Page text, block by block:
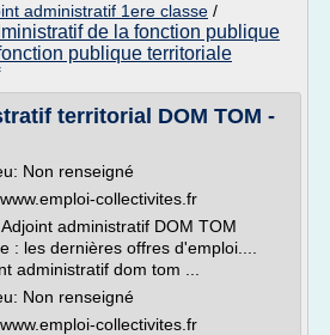
administratif 1ere classe /
de la fonction publique
publique territoriale
territorial DOM TOM -
Non renseigné
collectivites.fr
administratif DOM TOM
: les dernières offres d'emploi....
administratif dom tom ...
Non renseigné
collectivites.fr